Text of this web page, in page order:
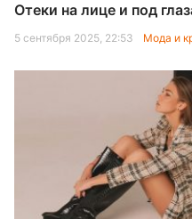
Отеки на лице и под
5 сентября 2025, 22:53 Мода и